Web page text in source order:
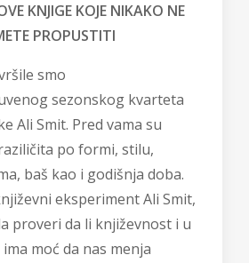
KNJIGE KOJE NIKAKO NE
PROPUSTITI
smo
sezonskog kvarteta
Ali Smit. Pred vama su
po formi, stilu,
baš kao i godišnja doba.
eksperiment Ali Smit,
proveri da li književnost i u
moć da nas menja